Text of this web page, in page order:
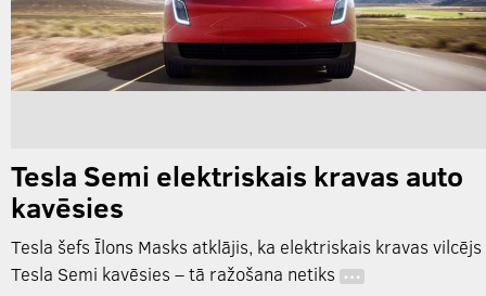
Tesla Semi elektriskais kravas auto
kavēsies
Tesla šefs Īlons Masks atklājis, ka elektriskais kravas vilcējs
Tesla Semi kavēsies – tā ražošana netiks …